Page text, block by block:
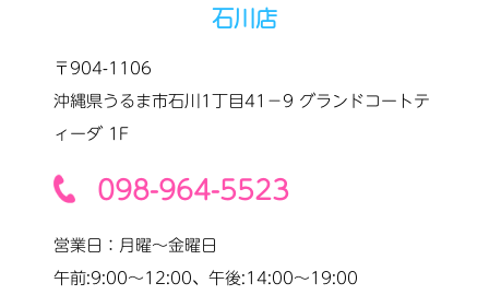
石川店
〒904-1106
沖縄県うるま市石川1丁目41−9 グランドコートテ
ィーダ 1F
098-964-5523
営業日：月曜〜金曜日
午前:9:00〜12:00、午後:14:00〜19:00